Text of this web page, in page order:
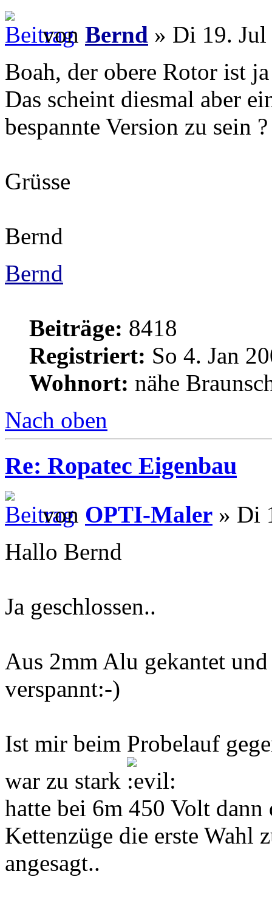
von Bernd » Di 19.
Boah, der obere Rotor ist
Das scheint diesmal aber
bespannte Version zu sein ?
Grüsse
Bernd
Bernd
Beiträge: 8418
Registriert: So 4. Jan
Wohnort: nähe
Nach oben
Re: Ropatec Eigenbau
von OPTI-Maler » Di
Hallo Bernd
Ja geschlossen..
Aus 2mm Alu gekantet
verspannt:-)
Ist mir beim Probelauf
war zu stark
hatte bei 6m 450 Volt
Kettenzüge die erste Wahl
angesagt..